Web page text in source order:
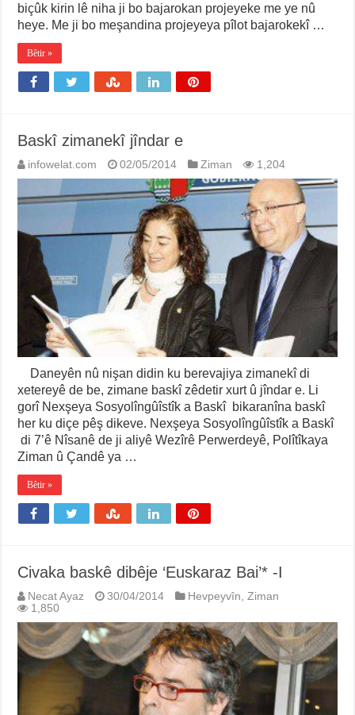
biçûk kirin lê niha ji bo bajarokan projeyeke me ye nû
heye. Me ji bo meşandina projeyeya pîlot bajarokekî …
Bêtir »
Baskî zimanekî jîndar e
infowelat.com 02/05/2014 Ziman 1,204
Daneyên nû nişan didin ku berevajiya zimanekî di
xetereyê de be, zimane baskî zêdetir xurt û jîndar e. Li
gorî Nexşeya Sosyolîngûîstîk a Baskî bikaranîna baskî
her ku diçe pêş dikeve. Nexşeya Sosyolîngûîstîk a Baskî
di 7’ê Nîsanê de ji aliyê Wezîrê Perwerdeyê, Polîtîkaya
Ziman û Çandê ya …
Bêtir »
Civaka baskê dibêje ‘Euskaraz Bai’* -I
Necat Ayaz 30/04/2014 Hevpeyvîn ,Ziman
1,850